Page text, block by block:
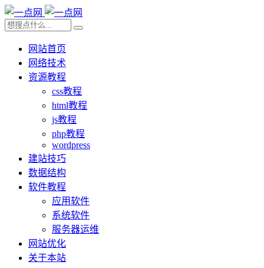
网站首页
网络技术
资源教程
css教程
html教程
js教程
php教程
wordpress
建站技巧
数据结构
软件教程
应用软件
系统软件
服务器运维
网站优化
关于本站